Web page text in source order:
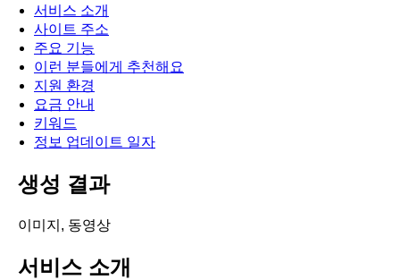
서비스 소개
사이트 주소
주요 기능
이런 분들에게 추천해요
지원 환경
요금 안내
키워드
정보 업데이트 일자
생성 결과
이미지, 동영상
서비스 소개